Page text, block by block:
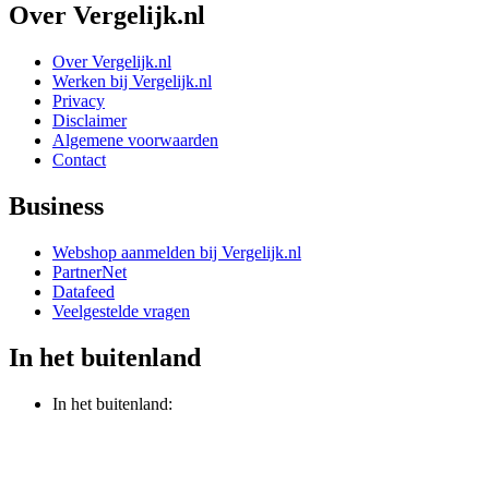
Over Vergelijk.nl
Over Vergelijk.nl
Werken bij Vergelijk.nl
Privacy
Disclaimer
Algemene voorwaarden
Contact
Business
Webshop aanmelden bij Vergelijk.nl
PartnerNet
Datafeed
Veelgestelde vragen
In het buitenland
In het buitenland: